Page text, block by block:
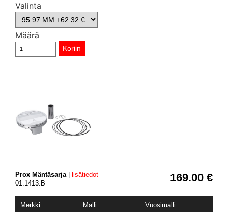
Valinta
Määrä
169.00 €
Prox Mäntäsarja | lisätiedot
01.1413.B
Merkki Malli
Vuosimalli